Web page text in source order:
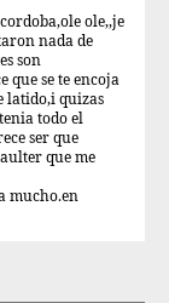
ole,,je
nada de
son
que se te encoja
latido,i quizas
todo el
ser que
que me
mucho.en